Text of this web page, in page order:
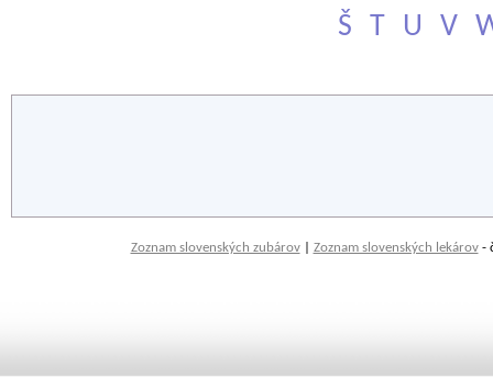
Š
T U V
Zoznam slovenských zubárov| Zoznam slovenských lekárov-